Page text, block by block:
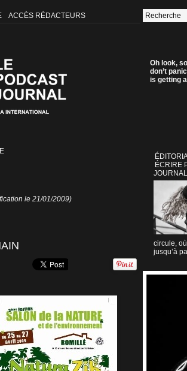
ACCÈS RÉDACTEURS
Oh look,
don’t
is getting
le 21/01/2009)
ÉCRIRE
circule,
jusqu’à